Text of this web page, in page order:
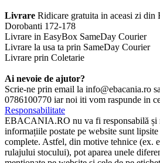
Livrare Ridicare gratuita in aceasi zi din
Dorobanti 172-178
Livrare in EasyBox SameDay Courier
Livrare la usa ta prin SameDay Courier
Livrare prin Coletarie
Ai nevoie de ajutor?
Scrie-ne prin email la info@ebacania.ro
0786100770 iar noi iti vom raspunde in
Responsabilitate
EBACANIA.RO nu va fi responsabilă și
informațiile postate pe website sunt
complete. Astfel, din motive tehnice (ex.
rulajului stocului), pot aparea unele